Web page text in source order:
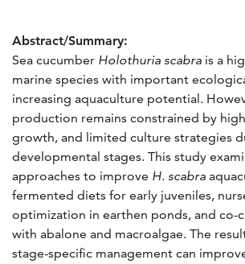
Abstract/Summary:
Sea cucumber Holothuria scabra is a
marine species with important
increasing aquaculture potential.
production remains constrained by
growth, and limited culture strategies
developmental stages. This study
approaches to improve H. scabra
fermented diets for early juveniles,
optimization in earthen ponds, and co-
with abalone and macroalgae. The
stage-specific management can